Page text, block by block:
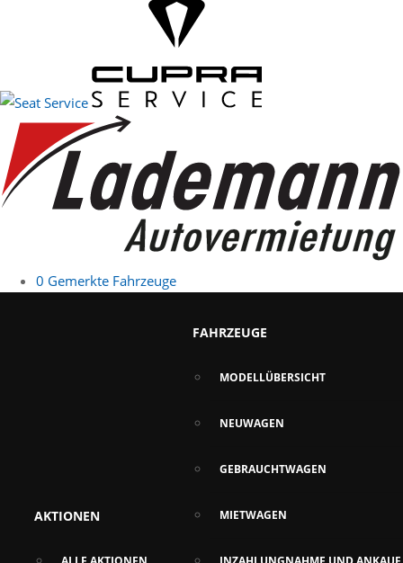
AKTIONEN
FAHRZEUGE
MODELLÜBERSICHT
NEUWAGEN
GEBRAUCHTWAGEN
MIETWAGEN
0 Gemerkte Fahrzeuge